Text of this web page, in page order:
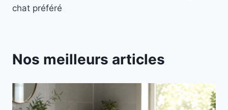
chat préféré
Nos meilleurs articles